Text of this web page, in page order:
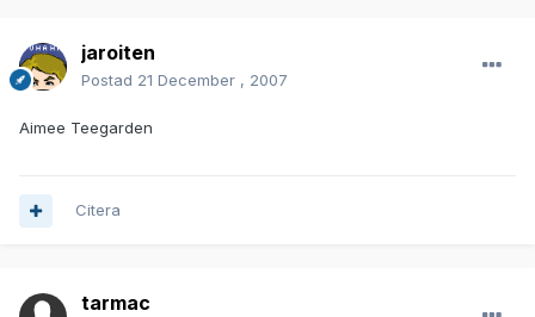
jaroiten
Postad 21 December , 2007
Aimee Teegarden
Citera
tarmac